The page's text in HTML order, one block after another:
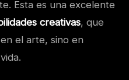
Esta es una excelente
creativas, que
el arte, sino en